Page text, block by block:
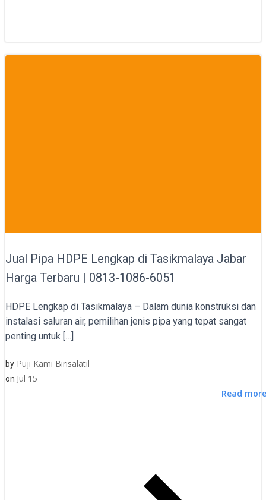
Jual Pipa HDPE Lengkap di Tasikmalaya Jabar
Harga Terbaru | 0813-1086-6051
HDPE Lengkap di Tasikmalaya – Dalam dunia konstruksi dan
instalasi saluran air, pemilihan jenis pipa yang tepat sangat
penting untuk […]
by Puji Kami Birisalatil
on Jul 15
Read more